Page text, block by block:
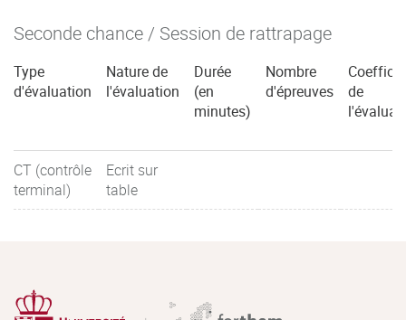
Seconde chance / Session de rattrapage
Type
d'évaluation
Nature de
l'évaluation
Durée
(en
minutes)
Nombre
d'épreuves
de
CT (contrôle
terminal)
Ecrit sur
table